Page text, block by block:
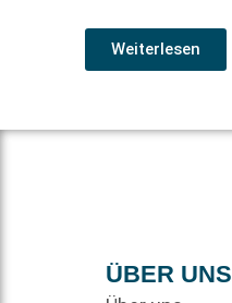
Weiterlesen
ÜBER UNS